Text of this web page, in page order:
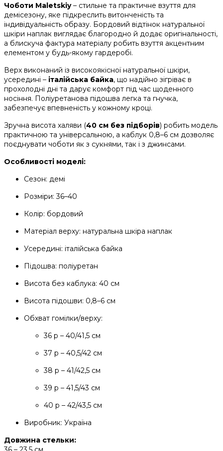
Чоботи Maletskiy– стильне та практичне взуття для
демісезону, яке підкреслить витонченість та
індивідуальність образу. Бордовий відтінок натуральної
шкіри наплак виглядає благородно й додає оригінальності,
а блискуча фактура матеріалу робить взуття акцентним
елементом у будь-якому гардеробі.
Верх виконаний із високоякісної натуральної шкіри,
усередині – італійська байка, що надійно зігріває в
прохолодні дні та дарує комфорт під час щоденного
носіння. Поліуретанова підошва легка та гнучка,
забезпечує впевненість у кожному кроці.
Зручна висота халяви (40 см без підборів) робить модель
практичною та універсальною, а каблук 0,8–6 см дозволяє
поєднувати чоботи як з сукнями, так і з джинсами.
Особливості моделі:
Сезон: демі
Розміри: 36–40
Колір: бордовий
Матеріал верху: натуральна шкіра наплак
Усередині: італійська байка
Підошва: поліуретан
Висота без каблука: 40 см
Висота підошви: 0,8–6 см
Обхват гомілки/верху:
36 р – 40/41,5 см
37 р – 40,5/42 см
38 р – 41/42,5 см
39 р – 41,5/43 см
40 р – 42/43,5 см
Виробник: Україна
Довжина стельки: